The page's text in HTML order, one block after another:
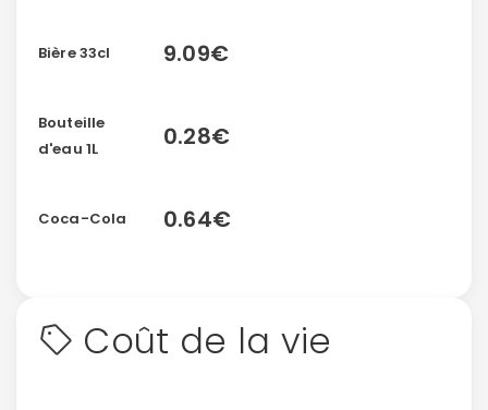
Bière 33cl 9.09€
Bouteille
d'eau 1L
0.28€
Coca-Cola 0.64€
Coût de la vie